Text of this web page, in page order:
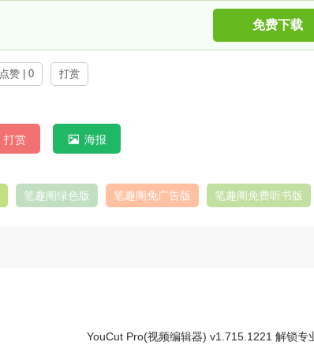
免费下载
点赞 | 0 打赏
打赏 海报
笔趣阁绿色版 笔趣阁免广告版 笔趣阁免费听书版
YouCut Pro(视频编辑器) v1.715.1221 解锁专